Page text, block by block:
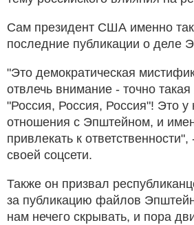
Сам президент США именно
последние публикации о деле
"Это демократическая
отвлечь внимание - точно
"Россия, Россия, Россия"! Это
отношения с Эпштейном, и
привлекать к
своей соцсети.
Также он призвал
за публикацию файлов
нам нечего скрывать, и пора